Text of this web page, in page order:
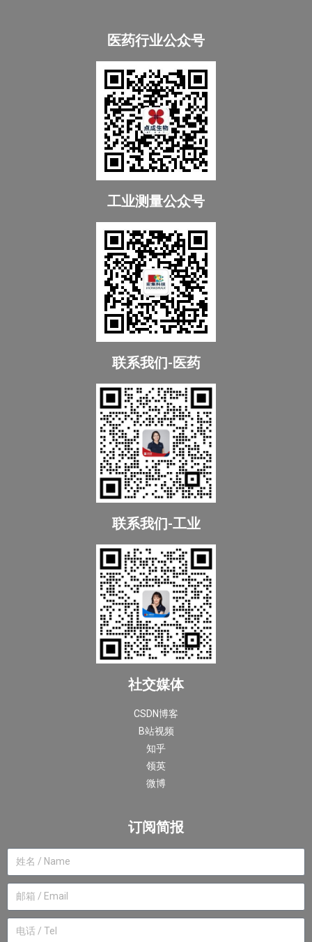
医药行业公众号
工业测量公众号
联系我们-医药
联系我们-工业
社交媒体
CSDN博客
B站视频
知乎
领英
微博
订阅简报